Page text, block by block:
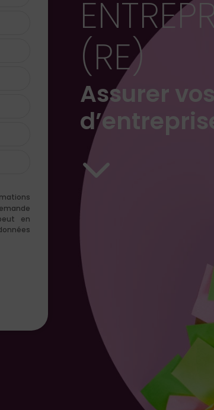
en
(RE)
Assurer
3